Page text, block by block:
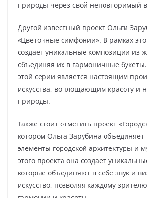
природы через свой неповторимый
Другой известный проект Ольги
«Цветочные симфонии». В рамках
создает уникальные композиции из
объединяя их в гармоничные
этой серии является настоящим
искусства, воплощающим красоту и
природы.
Также стоит отметить проект
котором Ольга Зарубина
элементы городской архитектуры и
этого проекта она создает
которые объединяют в себе звук и
искусство, позволяя каждому